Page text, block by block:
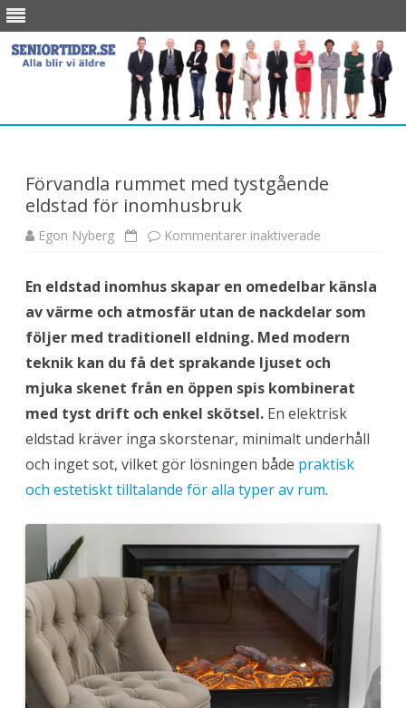
Förvandla rummet med tystgående
eldstad för inomhusbruk
Egon Nyberg Kommentarer inaktiverade
ö
v
n
l
r
m
e
m
d
t
g
å
d
e
l
d
s
t
a
En eldstad inomhus skapar en omedelbar känsla
av värme och atmosfär utan de nackdelar som
följer med traditionell eldning. Med modern
teknik kan du få det sprakande ljuset och
mjuka skenet från en öppen spis kombinerat
med tyst drift och enkel skötsel. En elektrisk
eldstad kräver inga skorstenar, minimalt underhåll
och inget sot, vilket gör lösningen både praktisk
och estetiskt tilltalande för alla typer av rum.